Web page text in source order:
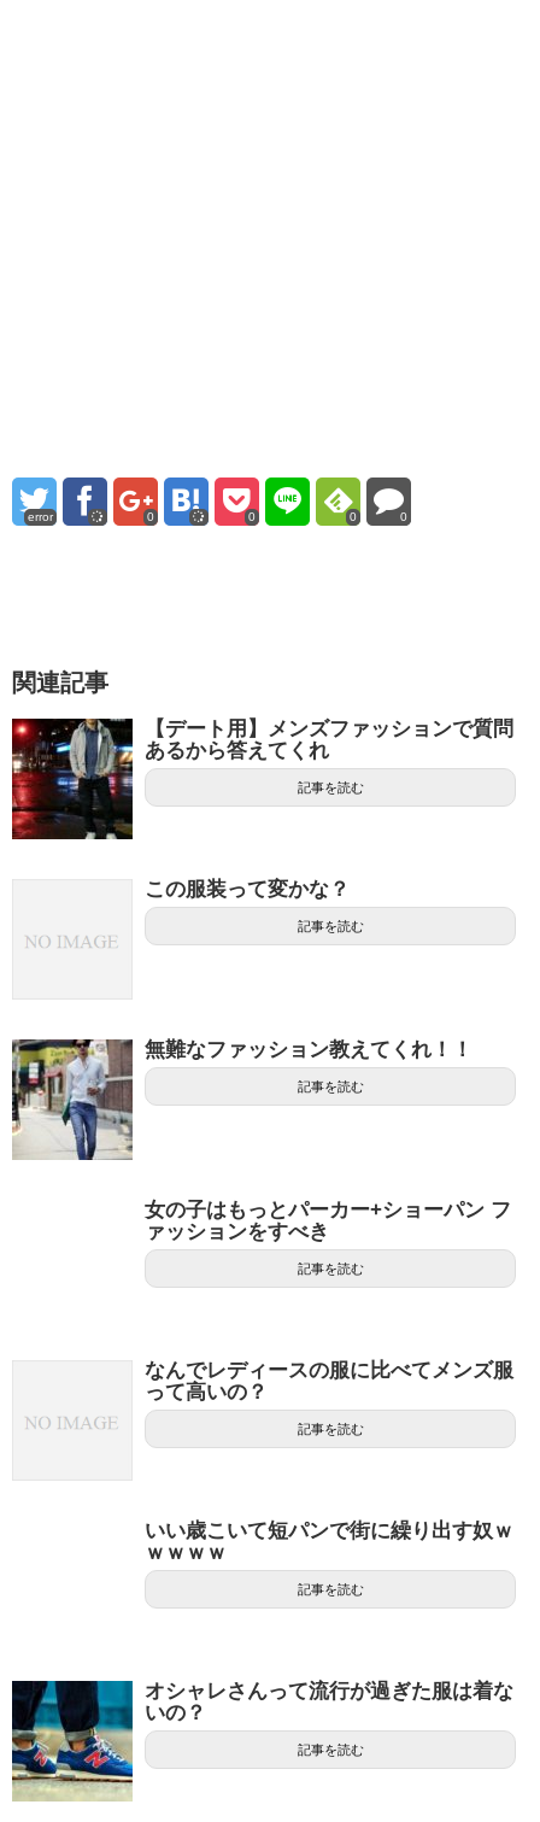
error 0 0 0 0
関連記事
【デート用】メンズファッションで質問
あるから答えてくれ
記事を読む
この服装って変かな？
記事を読む
無難なファッション教えてくれ！！
記事を読む
女の子はもっとパーカー+ショーパン フ
ァッションをすべき
記事を読む
なんでレディースの服に比べてメンズ服
って高いの？
記事を読む
いい歳こいて短パンで街に繰り出す奴ｗ
ｗｗｗｗ
記事を読む
オシャレさんって流行が過ぎた服は着な
いの？
記事を読む